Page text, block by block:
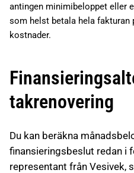
antingen minimibeloppet eller
som helst betala hela fakturan
kostnader.
takrenovering
Du kan beräkna
finansieringsbeslut redan i
representant från Vesivek,